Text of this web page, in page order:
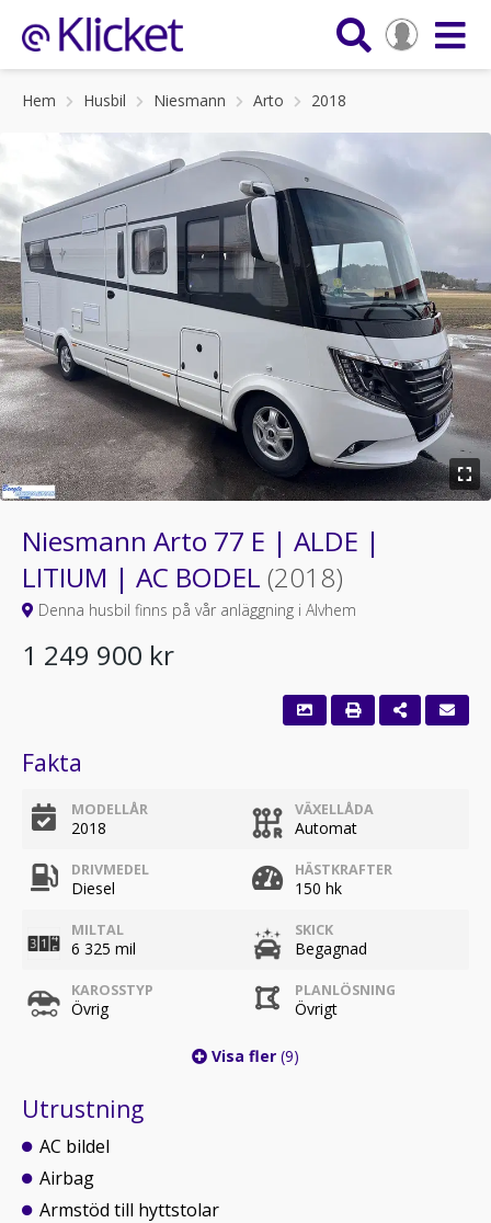
Hem Husbil Niesmann Arto 2018
Niesmann Arto 77 E | ALDE |
LITIUM | AC BODEL (2018)
Denna husbil finns på vår anläggning i Alvhem
1 249 900 kr
Fakta
MODELLÅR
2018
VÄXELLÅDA
Automat
DRIVMEDEL
Diesel
HÄSTKRAFTER
150 hk
MILTAL
6 325 mil
SKICK
Begagnad
KAROSSTYP
Övrig
PLANLÖSNING
Övrigt
Visa fler (9)
Utrustning
AC bildel
Airbag
Armstöd till hyttstolar